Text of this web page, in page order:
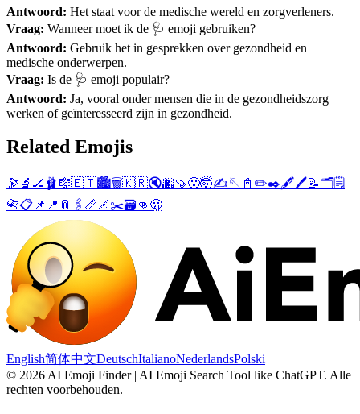
Antwoord: Het staat voor de medische wereld en zorgverleners.
Vraag: Wanneer moet ik de 🩺 emoji gebruiken?
Antwoord: Gebruik het in gesprekken over gezondheid en
medische onderwerpen.
Vraag: Is de 🩺 emoji populair?
Antwoord: Ja, vooral onder mensen die in de gezondheidszorg
werken of geïnteresseerd zijn in gezondheid.
Related Emojis
🔭 🔬 🏒 🩰🎼🇪🇹🏙️🗑️🇰🇷🔇🌆🍠😮🤯✍️🪡 📓 ✏️✒️🖋️🖊️📝🗂️🗒️
📇📋 📌 📍 📎 🖇️ 📏📐 ✂️🗃️ 👊 🫢
English简体中文DeutschItalianoNederlandsPolski
© 2026 AI Emoji Finder | AI Emoji Search Tool like ChatGPT. Alle
rechten voorbehouden.